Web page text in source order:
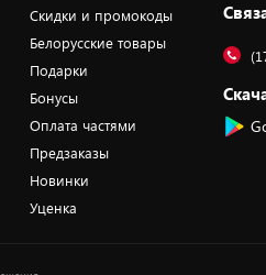
Скидки и промокоды
Белорусские товары
Подарки
Бонусы
Оплата частями
Предзаказы
Новинки
Уценка